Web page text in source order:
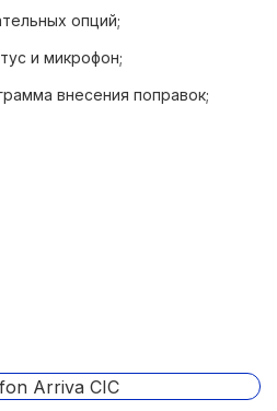
опций;
и микрофон;
внесения поправок;
функции;